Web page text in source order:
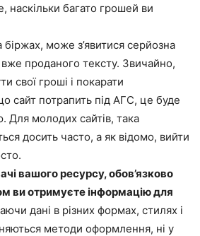
наскільки багато грошей ви
біржах, може з’явитися серйозна
проданого тексту. Звичайно,
свої гроші і покарати
сайт потрапить під АГС, це буде
Для молодих сайтів, така
досить часто, а як відомо, вийти
вашого ресурсу, обов’язково
ви отримуєте інформацію для
дані в різних формах, стилях і
методи оформлення, ні у